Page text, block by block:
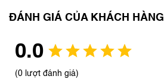
ĐÁNH GIÁ CỦA KHÁCH HÀNG
0.0
(0 lượt đánh giá)